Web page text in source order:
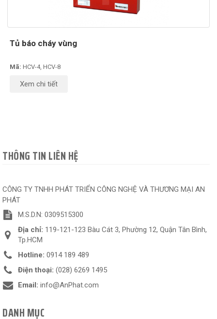
Tủ báo cháy vùng
Mã: HCV-4, HCV-8
Xem chi tiết
THÔNG TIN LIÊN HỆ
CÔNG TY TNHH PHÁT TRIỂN CÔNG NGHỆ VÀ THƯƠNG MẠI AN
PHÁT
M.S.D.N: 0309515300
Địa chỉ: 119-121-123 Bàu Cát 3, Phường 12, Quận Tân Bình,
Tp.HCM
Hotline: 0914 189 489
Điện thoại: (028) 6269 1495
Email: info@AnPhat.com
DANH MỤC